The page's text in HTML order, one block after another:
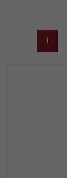
Navegação
Page
1